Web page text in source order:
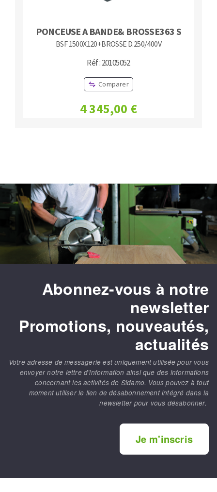
PONCEUSE A BANDE& BROSSE363 S
BSF 1500X120+BROSSE D.250/400V
Réf : 20105052
Comparer
4 345,00 €
Abonnez-vous à notre
newsletter
Promotions, nouveautés,
actualités
Votre adresse de messagerie est uniquement utilisée pour vous
envoyer notre lettre d’information ainsi que des informations
concernant les activités de Sidamo. Vous pouvez à tout
moment utiliser le lien de désabonnement intégré dans la
newsletter pour vous désabonner.
Je m'inscris